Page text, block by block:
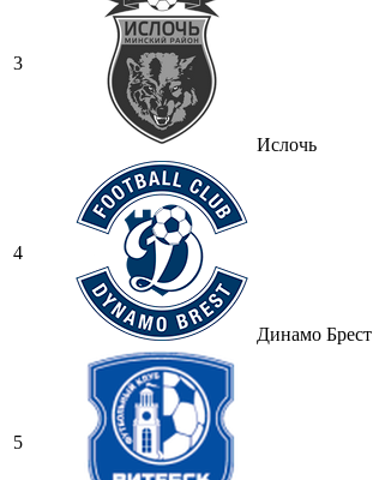
3
Ислочь
4
Динамо Брест
5